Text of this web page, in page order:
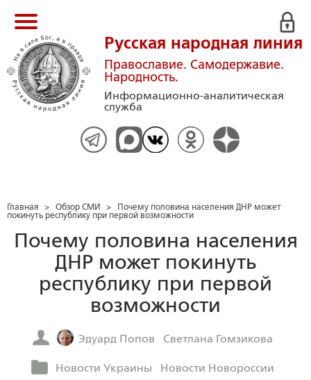
Русская народная линия
Православие. Самодержавие.
Народность.
Информационно-аналитическая
служба
Главная > Обзор СМИ >
Почему половина населения ДНР может
покинуть республику при первой возможности
Почему половина населения
ДНР может покинуть
республику при первой
возможности
Эдуард Попов Светлана Гомзикова
Новости Украины
Новости Новороссии